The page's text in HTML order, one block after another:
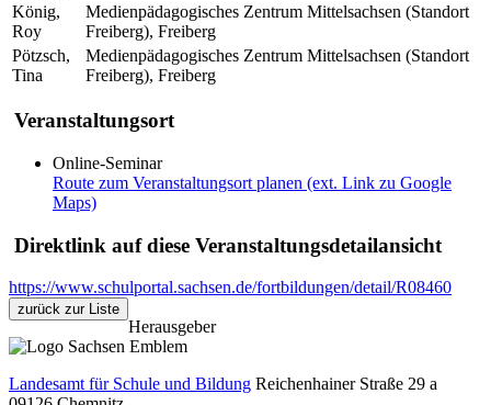
König,
Roy
Medienpädagogisches Zentrum Mittelsachsen (Standort
Freiberg), Freiberg
Pötzsch,
Tina
Medienpädagogisches Zentrum Mittelsachsen (Standort
Freiberg), Freiberg
Veranstaltungsort
Online-Seminar
Route zum Veranstaltungsort planen (ext. Link zu Google
Maps)
Direktlink auf diese Veranstaltungsdetailansicht
https://www.schulportal.sachsen.de/fortbildungen/detail/R08460
zurück zur Liste
Herausgeber
Landesamt für Schule und Bildung Reichenhainer Straße 29 a